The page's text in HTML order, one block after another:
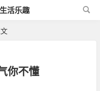
活乐趣
你不懂